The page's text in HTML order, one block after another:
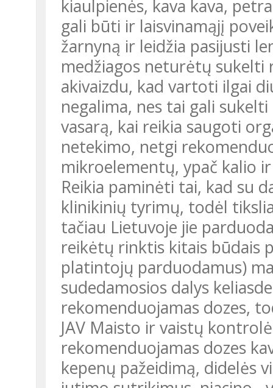
kiaulpienės, kava kava,
gali būti ir laisvinamąjį
žarnyną ir leidžia pasijusti
medžiagos neturėtų
akivaizdu, kad vartoti ilgai
negalima, nes tai gali
vasarą, kai reikia saugoti
netekimo, netgi
mikroelementų, ypač kalio
Reikia paminėti tai, kad su
klinikinių tyrimų, todėl
tačiau Lietuvoje jie
reikėtų rinktis kitais būdais
platintojų parduodamus)
sudedamosios dalys
rekomenduojamas dozes,
JAV Maisto ir vaistų
rekomenduojamas dozes
kepenų pažeidimą, didelės